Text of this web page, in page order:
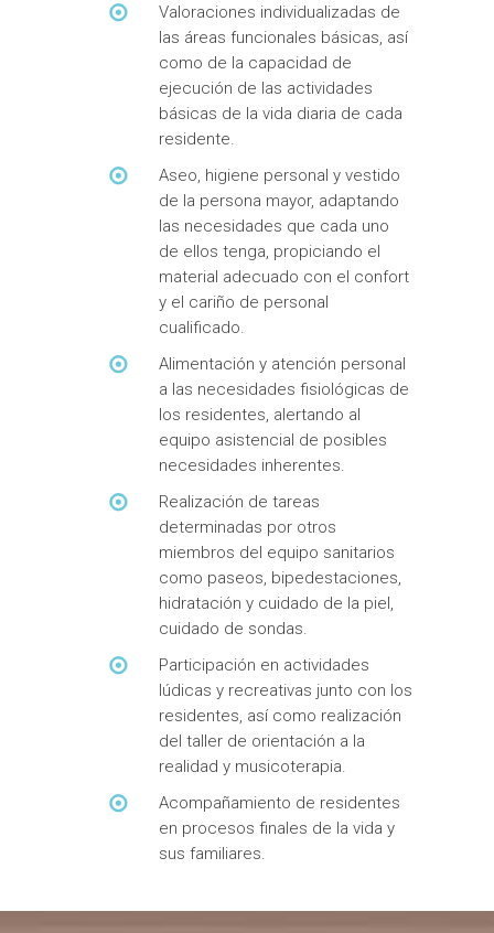
Valoraciones individualizadas de
las áreas funcionales básicas, así
como de la capacidad de
ejecución de las actividades
básicas de la vida diaria de cada
residente.
Aseo, higiene personal y vestido
de la persona mayor, adaptando
las necesidades que cada uno
de ellos tenga, propiciando el
material adecuado con el confort
y el cariño de personal
cualificado.
Alimentación y atención personal
a las necesidades fisiológicas de
los residentes, alertando al
equipo asistencial de posibles
necesidades inherentes.
Realización de tareas
determinadas por otros
miembros del equipo sanitarios
como paseos, bipedestaciones,
hidratación y cuidado de la piel,
cuidado de sondas.
Participación en actividades
lúdicas y recreativas junto con los
residentes, así como realización
del taller de orientación a la
realidad y musicoterapia.
Acompañamiento de residentes
en procesos finales de la vida y
sus familiares.